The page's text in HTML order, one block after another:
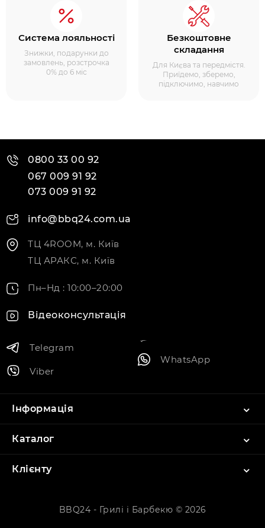
Система лояльності
Знижки, подарунки до
замовлень, розстрочка
0% до 6 міс
Безкоштовне
складання
Для Києва та передмістя.
Приїдемо, зберемо,
підключимо, навчимо
0800 33 00 92
067 009 91 92
073 009 91 92
info@bbq24.com.ua
ТЦ 4ROOM, м. Київ
ТЦ АРАКС, м. Київ
Пн–Нд : 10:00–20:00
Відеоконсультація
Telegram
Viber
WhatsApp
Інформація
Каталог
Клієнту
BBQ24 - Грилі і Барбекю © 2026